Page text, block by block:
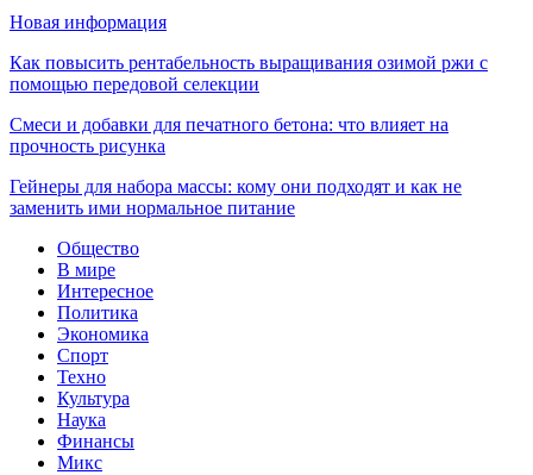
Новая информация
Как повысить рентабельность выращивания озимой ржи с
помощью передовой селекции
Смеси и добавки для печатного бетона: что влияет на
прочность рисунка
Гейнеры для набора массы: кому они подходят и как не
заменить ими нормальное питание
Общество
В мире
Интересное
Политика
Экономика
Спорт
Техно
Культура
Наука
Финансы
Микс